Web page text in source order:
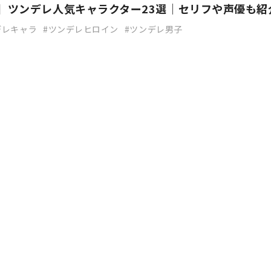
ツンデレ人気キャラクター23選｜セリフや声優も紹
キャラ ツンデレヒロイン ツンデレ男子